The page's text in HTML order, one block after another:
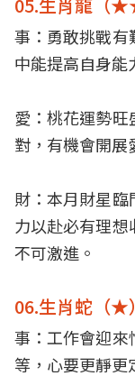
事：勇敢挑戰有
中能提高自身能
愛：桃花運勢
對，有機會開展
財：本月財星
力以赴必有理想
不可激進。
06.生肖蛇（★）
事：工作會迎來
等，心要更靜更